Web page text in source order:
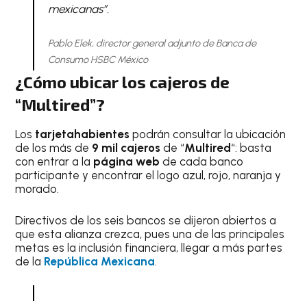
mexicanas”.
Pablo Elek, director general adjunto de Banca de
Consumo HSBC México
¿Cómo ubicar los cajeros de
“Multired”?
Los tarjetahabientespodrán consultar la ubicación
de los más de 9 mil cajerosde “Multired “: basta
con entrar a la página webde cada banco
participante y encontrar el logo azul, rojo, naranja y
morado.
Directivos de los seis bancos se dijeron abiertos a
que esta alianza crezca, pues una de las principales
metas es la inclusión financiera, llegar a más partes
de la República Mexicana.